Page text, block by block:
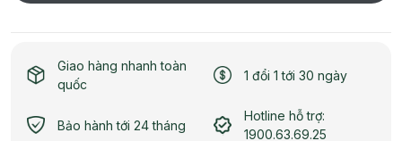
Giao hàng nhanh toàn
quốc
1 đổi 1 tới 30 ngày
Bảo hành tới 24 tháng
Hotline hỗ trợ:
1900.63.69.25